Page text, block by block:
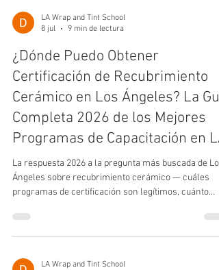
LA Wrap and Tint School
8 jul
9 min de lectura
¿Dónde Puedo Obtener
Certificación de Recubrimiento
Cerámico en Los Ángeles? La
Completa 2026 de los Mejores
Programas de Capacitación en LA
La respuesta 2026 a la pregunta más buscada de Los
Ángeles sobre recubrimiento cerámico — cuáles
programas de certificación son legítimos, cuánto
trabajo o pone en marcha tu taller.
LA Wrap and Tint School